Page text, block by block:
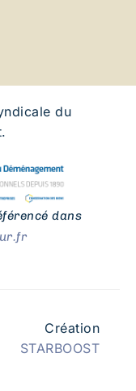
du
dans
Création
STARBOOST